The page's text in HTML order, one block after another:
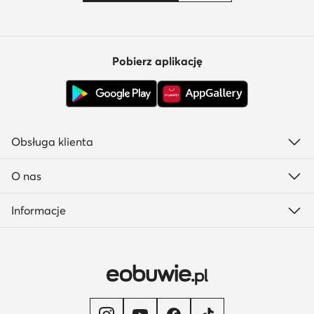
Pobierz aplikację
Obsługa klienta
O nas
Informacje